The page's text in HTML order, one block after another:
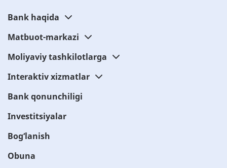
Bank haqida
Matbuot-markazi
Moliyaviy tashkilotlarga
Interaktiv xizmatlar
Bank qonunchiligi
Investitsiyalar
Bog‘lanish
Obuna